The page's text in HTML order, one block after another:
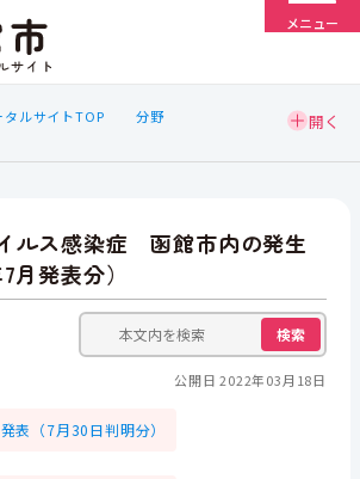
メニュー
タルサイトTOP
分野
ルス感染症 函館市内の発生
月発表分）
検索
公開日 2022年03月18日
表（7月30日判明分）